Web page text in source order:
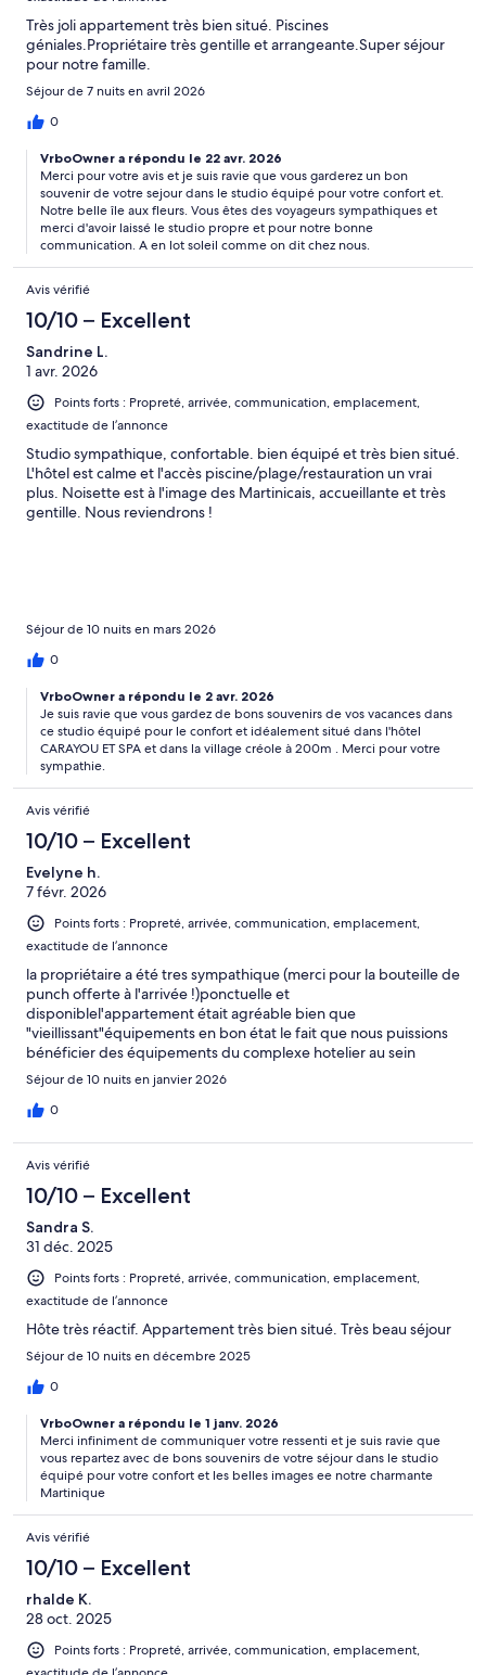
Très joli appartement très bien situé. Piscines
géniales.Propriétaire très gentille et arrangeante.Super séjour
pour notre famille.
Séjour de 7 nuits en avril 2026
0
VrboOwner a répondu le 22 avr. 2026
Merci pour votre avis et je suis ravie que vous garderez un bon
souvenir de votre sejour dans le studio équipé pour votre confort et.
Notre belle île aux fleurs. Vous êtes des voyageurs sympathiques et
merci d'avoir laissé le studio propre et pour notre bonne
communication. A en lot soleil comme on dit chez nous.
Avis vérifié
10/10 – Excellent
Sandrine L.
1 avr. 2026
Points forts : Propreté, arrivée, communication, emplacement,
exactitude de l’annonce
Studio sympathique, confortable. bien équipé et très bien situé.
L'hôtel est calme et l'accès piscine/plage/restauration un vrai
plus. Noisette est à l'image des Martinicais, accueillante et très
gentille. Nous reviendrons !
Séjour de 10 nuits en mars 2026
0
VrboOwner a répondu le 2 avr. 2026
Je suis ravie que vous gardez de bons souvenirs de vos vacances dans
ce studio équipé pour le confort et idéalement situé dans l'hôtel
CARAYOU ET SPA et dans la village créole à 200m . Merci pour votre
sympathie.
Avis vérifié
10/10 – Excellent
Evelyne h.
7 févr. 2026
Points forts : Propreté, arrivée, communication, emplacement,
exactitude de l’annonce
la propriétaire a été tres sympathique (merci pour la bouteille de
punch offerte à l'arrivée !)ponctuelle et
disponiblel'appartement était agréable bien que
"vieillissant"équipements en bon état le fait que nous puissions
bénéficier des équipements du complexe hotelier au sein
duquel se trouve la location est réellement un plus
Séjour de 10 nuits en janvier 2026
0
Avis vérifié
10/10 – Excellent
Sandra S.
31 déc. 2025
Points forts : Propreté, arrivée, communication, emplacement,
exactitude de l’annonce
Hôte très réactif. Appartement très bien situé. Très beau séjour
Séjour de 10 nuits en décembre 2025
0
VrboOwner a répondu le 1 janv. 2026
Merci infiniment de communiquer votre ressenti et je suis ravie que
vous repartez avec de bons souvenirs de votre séjour dans le studio
équipé pour votre confort et les belles images ee notre charmante
Martinique
Avis vérifié
10/10 – Excellent
rhalde K.
28 oct. 2025
Points forts : Propreté, arrivée, communication, emplacement,